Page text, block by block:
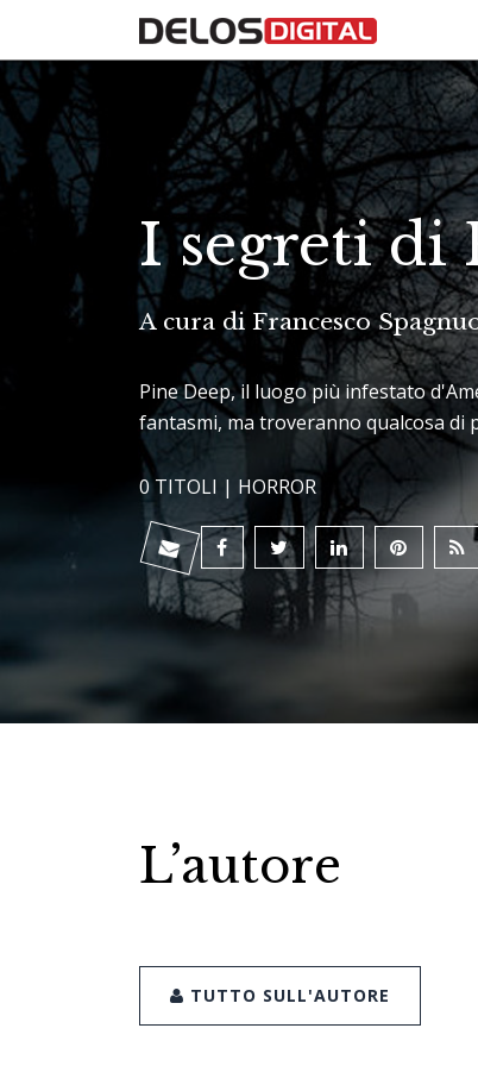
I segreti di
A cura di Francesco
Pine Deep, il luogo più infestato
fantasmi, ma troveranno qualcosa di
0 TITOLI | HORROR
L’autore
TUTTO SULL'AUTORE